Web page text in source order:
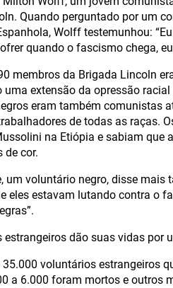
Quando perguntado por um
Wolff testemunhou:
quando o fascismo chega,
membros da Brigada Lincoln
uma extensão da opressão
eram também comunistas
de todas as raças.
na Etiópia e sabiam que
de cor.
um voluntário negro, disse mais
eles estavam lutando contra o
estrangeiros dão suas vidas por
35.000 voluntários estrangeiros
a 6.000 foram mortos e outros